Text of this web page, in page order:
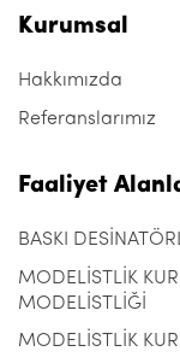
Kurumsal
Hakkımızda
Referanslarımız
Faaliyet
BASKI
MODELİSTLİK
MODELİSTLİĞİ
MODELİSTLİK